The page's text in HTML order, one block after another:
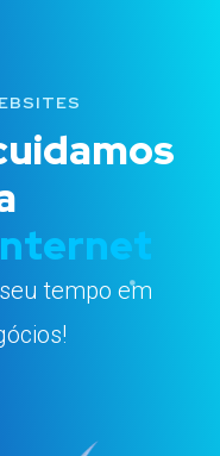
tempo em